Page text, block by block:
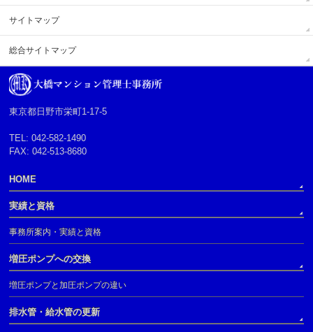
サイトマップ
総合サイトマップ
東京都日野市栄町1-17-5
TEL: 042-582-1490
FAX: 042-513-8680
HOME
実績と資格
事務所案内・実績と資格
増圧ポンプへの交換
増圧ポンプと加圧ポンプの違い
排水管・給水管の更新